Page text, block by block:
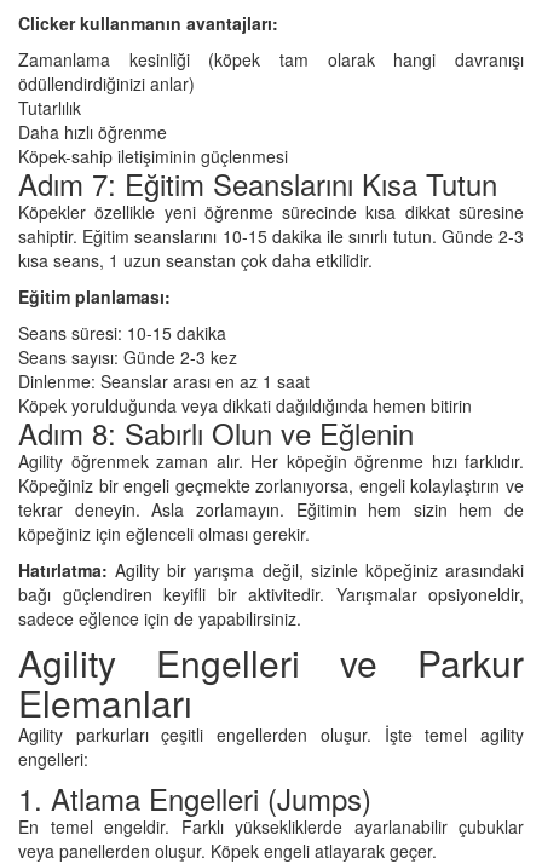
Clicker kullanmanın avantajları:
Zamanlama kesinliği (köpek tam olarak hangi davranışı
ödüllendirdiğinizi anlar)
Tutarlılık
Daha hızlı öğrenme
Köpek-sahip iletişiminin güçlenmesi
Adım 7: Eğitim Seanslarını Kısa Tutun
Köpekler özellikle yeni öğrenme sürecinde kısa dikkat süresine
sahiptir. Eğitim seanslarını 10-15 dakika ile sınırlı tutun. Günde 2-3
kısa seans, 1 uzun seanstan çok daha etkilidir.
Eğitim planlaması:
Seans süresi: 10-15 dakika
Seans sayısı: Günde 2-3 kez
Dinlenme: Seanslar arası en az 1 saat
Köpek yorulduğunda veya dikkati dağıldığında hemen bitirin
Adım 8: Sabırlı Olun ve Eğlenin
Agility öğrenmek zaman alır. Her köpeğin öğrenme hızı farklıdır.
Köpeğiniz bir engeli geçmekte zorlanıyorsa, engeli kolaylaştırın ve
tekrar deneyin. Asla zorlamayın. Eğitimin hem sizin hem de
köpeğiniz için eğlenceli olması gerekir.
Hatırlatma: Agility bir yarışma değil, sizinle köpeğiniz arasındaki
bağı güçlendiren keyifli bir aktivitedir. Yarışmalar opsiyoneldir,
sadece eğlence için de yapabilirsiniz.
Agility Engelleri ve Parkur
Elemanları
Agility parkurları çeşitli engellerden oluşur. İşte temel agility
engelleri:
1. Atlama Engelleri (Jumps)
En temel engeldir. Farklı yüksekliklerde ayarlanabilir çubuklar
veya panellerden oluşur. Köpek engeli atlayarak geçer.